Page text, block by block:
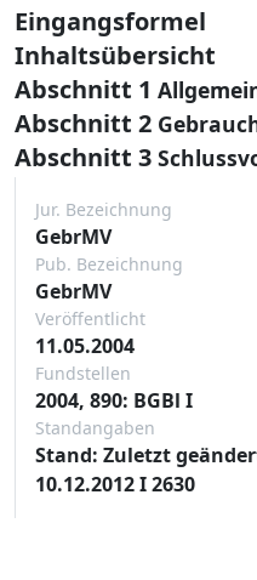
Eingangsformel
Inhaltsübersicht
Abschnitt 1
Abschnitt 2
Abschnitt 3
Jur. Bezeichnung
GebrMV
Pub. Bezeichnung
GebrMV
Veröffentlicht
11.05.2004
Fundstellen
2004, 890: BGBl I
Standangaben
Stand: Zuletzt
10.12.2012 I 2630